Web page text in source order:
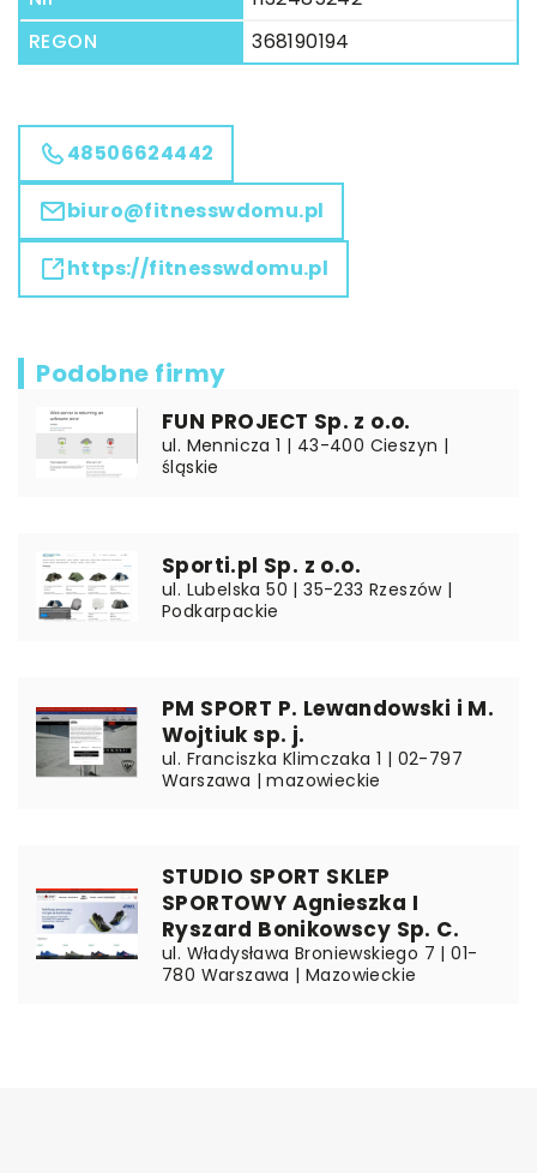
REGON
368190194
48506624442
biuro@fitnesswdomu.pl
https://fitnesswdomu.pl
Podobne firmy
FUN PROJECT Sp. z o.o.
ul. Mennicza 1 | 43-400 Cieszyn |
śląskie
Sporti.pl Sp. z o.o.
ul. Lubelska 50 | 35-233 Rzeszów |
Podkarpackie
PM SPORT P. Lewandowski i M.
Wojtiuk sp. j.
ul. Franciszka Klimczaka 1 | 02-797
Warszawa | mazowieckie
STUDIO SPORT SKLEP
SPORTOWY Agnieszka I
Ryszard Bonikowscy Sp. C.
ul. Władysława Broniewskiego 7 | 01-
780 Warszawa | Mazowieckie